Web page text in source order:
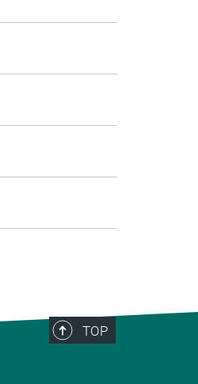
TOP